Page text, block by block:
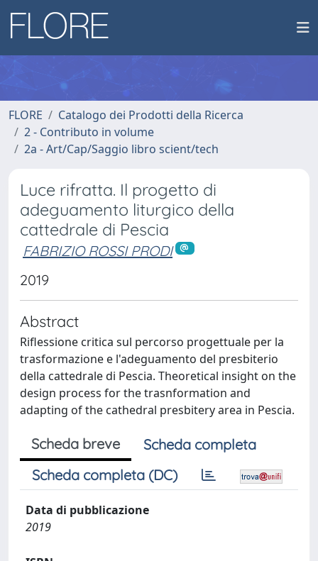
FLORE
Catalogo dei Prodotti della Ricerca
2 - Contributo in volume
2a - Art/Cap/Saggio libro scient/tech
Luce rifratta. Il progetto di
adeguamento liturgico della
cattedrale di Pescia
FABRIZIO ROSSI PRODI
2019
Abstract
Riflessione critica sul percorso progettuale per la
trasformazione e l'adeguamento del presbiterio
della cattedrale di Pescia. Theoretical insight on the
design process for the trasnformation and
adapting of the cathedral presbitery area in Pescia.
Scheda breve
Scheda completa
Scheda completa (DC)
Data di pubblicazione
2019